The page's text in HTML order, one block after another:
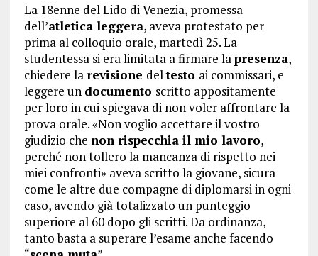
La 18enne del Lido di Venezia, promessa
dell’atletica leggera, aveva protestato per
prima al colloquio orale, martedì 25. La
studentessa si era limitata a firmare la presenza,
chiedere la revisione deltesto ai commissari, e
leggere un documento scritto appositamente
per loro in cui spiegava di non voler affrontare la
prova orale. «Non voglio accettare il vostro
giudizio che non rispecchia il mio lavoro,
perché non tollero la mancanza di rispetto nei
miei confronti» aveva scritto la giovane, sicura
come le altre due compagne di diplomarsi in ogni
caso, avendo già totalizzato un punteggio
superiore al 60 dopo gli scritti. Da ordinanza,
tanto basta a superare l’esame anche facendo